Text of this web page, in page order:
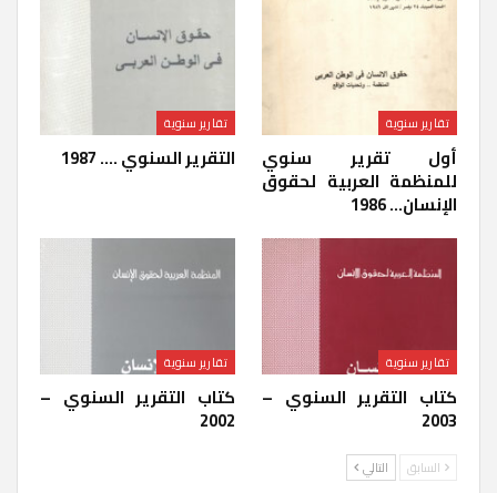
تقارير سنوية
أول تقرير سنوي
للمنظمة العربية لحقوق
الإنسان… 1986
تقارير سنوية
التقرير السنوي …. 1987
تقارير سنوية
كتاب التقرير السنوي –
2003
تقارير سنوية
كتاب التقرير السنوي –
2002
السابق التالي